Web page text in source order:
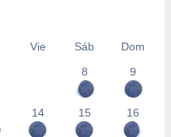
Vie Sáb
Dom
8
9
14 15 16